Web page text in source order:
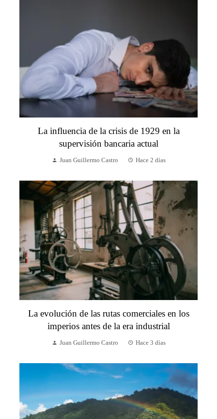
La influencia de la crisis de 1929 en la
supervisión bancaria actual
Juan Guillermo Castro Hace 2 días
La evolución de las rutas comerciales en los
imperios antes de la era industrial
Juan Guillermo Castro Hace 3 días